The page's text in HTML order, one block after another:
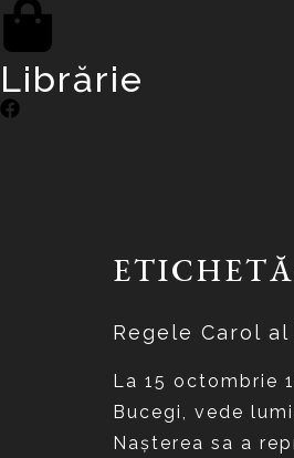
Librărie
Regele Carol
La 15 octombrie
Bucegi, vede
Naşterea sa a